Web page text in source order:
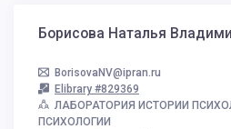
Борисова Наталья
BorisovaNV@ipran.ru
Elibrary #829369
ЛАБОРАТОРИЯ ИСТОРИИ
ПСИХОЛОГИИ